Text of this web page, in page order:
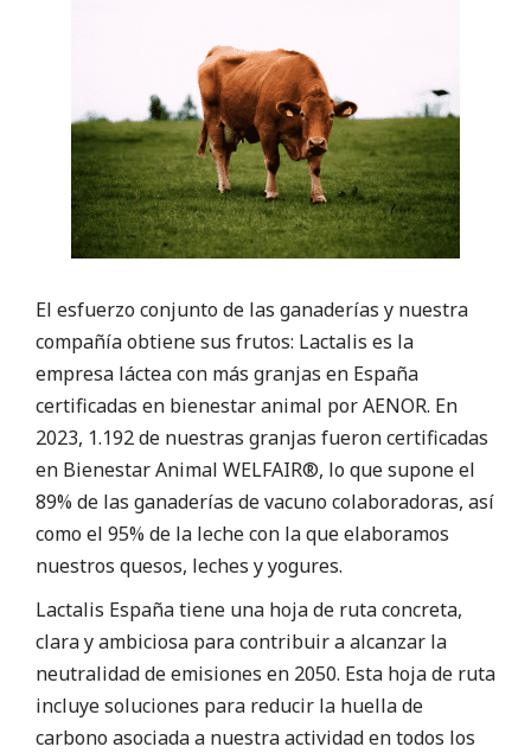
El esfuerzo conjunto de las ganaderías y nuestra
compañía obtiene sus frutos: Lactalis es la
empresa láctea con más granjas en España
certificadas en bienestar animal por AENOR. En
2023, 1.192 de nuestras granjas fueron certificadas
en Bienestar Animal WELFAIR®, lo que supone el
89% de las ganaderías de vacuno colaboradoras, así
como el 95% de la leche con la que elaboramos
nuestros quesos, leches y yogures.
Lactalis España tiene una hoja de ruta concreta,
clara y ambiciosa para contribuir a alcanzar la
neutralidad de emisiones en 2050. Esta hoja de ruta
incluye soluciones para reducir la huella de
carbono asociada a nuestra actividad en todos los